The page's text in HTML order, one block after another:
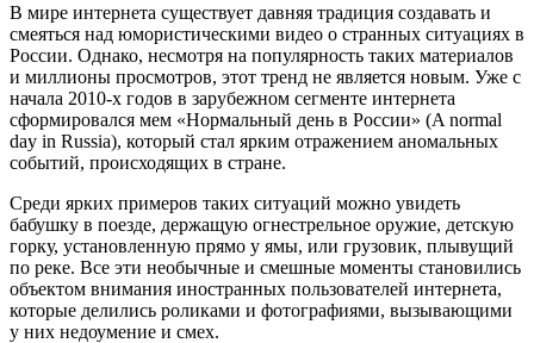
В мире интернета существует давняя традиция создавать и
смеяться над юмористическими видео о странных ситуациях в
России. Однако, несмотря на популярность таких материалов
и миллионы просмотров, этот тренд не является новым. Уже с
начала 2010-х годов в зарубежном сегменте интернета
сформировался мем «Нормальный день в России» (A normal
day in Russia), который стал ярким отражением аномальных
событий, происходящих в стране.
Среди ярких примеров таких ситуаций можно увидеть
бабушку в поезде, держащую огнестрельное оружие, детскую
горку, установленную прямо у ямы, или грузовик, плывущий
по реке. Все эти необычные и смешные моменты становились
объектом внимания иностранных пользователей интернета,
которые делились роликами и фотографиями, вызывающими
у них недоумение и смех.